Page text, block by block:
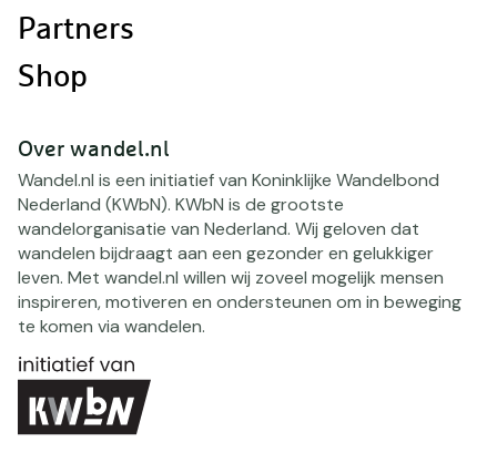
Partners
Shop
Over wandel.nl
Wandel.nl is een initiatief van Koninklijke Wandelbond
Nederland (KWbN). KWbN is de grootste
wandelorganisatie van Nederland. Wij geloven dat
wandelen bijdraagt aan een gezonder en gelukkiger
leven. Met wandel.nl willen wij zoveel mogelijk mensen
inspireren, motiveren en ondersteunen om in beweging
te komen via wandelen.